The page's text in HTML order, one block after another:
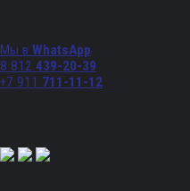
Мы в WhatsApp
8 812 439-20-39
+7 911 711-11-12